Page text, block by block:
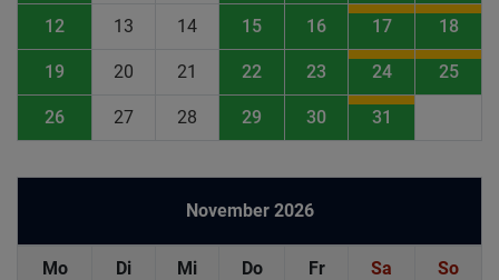
12 13 14 15 16 17 18
19 20 21 22 23 24 25
26 27 28 29 30 31
November 2026
Mo Di Mi Do Fr Sa So